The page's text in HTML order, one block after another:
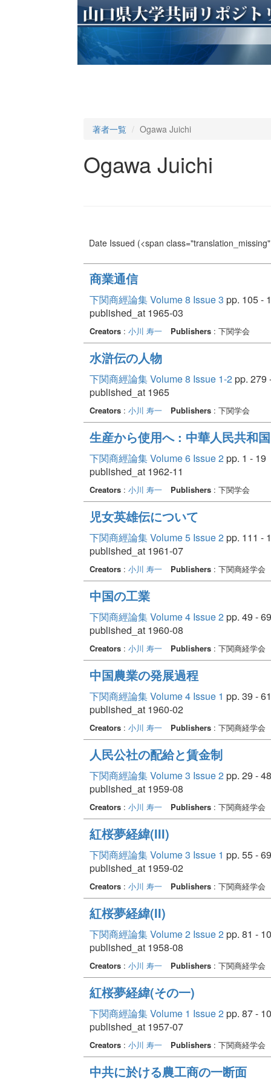
著者一覧 Ogawa Juichi
Ogawa Juichi
Date Issued (<span
商業通信
下関商經論集 Volume 8 Issue 3 pp. 105 -
published_at 1965-03
Creators: 小川 寿一 Publishers: 下関学会
水滸伝の人物
下関商經論集 Volume 8 Issue 1-2pp. 279
published_at 1965
Creators: 小川 寿一 Publishers: 下関学会
生産から使用へ : 中華人民共和国
下関商經論集 Volume 6 Issue 2pp. 1 - 19
published_at 1962-11
Creators: 小川 寿一 Publishers: 下関学会
児女英雄伝について
下関商經論集 Volume 5 Issue 2pp. 111 -
published_at 1961-07
Creators: 小川 寿一 Publishers: 下関商経学会
中国の工業
下関商經論集 Volume 4 Issue 2pp. 49 - 69
published_at 1960-08
Creators: 小川 寿一 Publishers: 下関商経学会
中国農業の発展過程
下関商經論集 Volume 4 Issue 1 pp. 39 - 61
published_at 1960-02
Creators: 小川 寿一 Publishers: 下関商経学会
人民公社の配給と賃金制
下関商經論集 Volume 3 Issue 2pp. 29 - 48
published_at 1959-08
Creators: 小川 寿一 Publishers: 下関商経学会
紅桜夢経緯(III)
下関商經論集 Volume 3 Issue 1 pp. 55 - 69
published_at 1959-02
Creators: 小川 寿一 Publishers: 下関商経学会
紅桜夢経緯(II)
下関商經論集 Volume 2 Issue 2pp. 81 -
published_at 1958-08
Creators: 小川 寿一 Publishers: 下関商経学会
紅桜夢経緯(その一)
下関商經論集 Volume 1 Issue 2pp. 87 -
published_at 1957-07
Creators: 小川 寿一 Publishers: 下関商経学会
中共に於ける農工商の一断面